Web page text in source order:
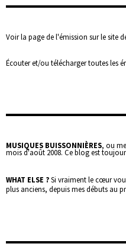
Voir la page de l'émission sur le site
Écouter et/ou télécharger toutes les
MUSIQUES BUISSONNIÈRES, ou
mois d'août 2008. Ce blog est
WHAT ELSE ?Si vraiment le cœur
plus anciens, depuis mes débuts au